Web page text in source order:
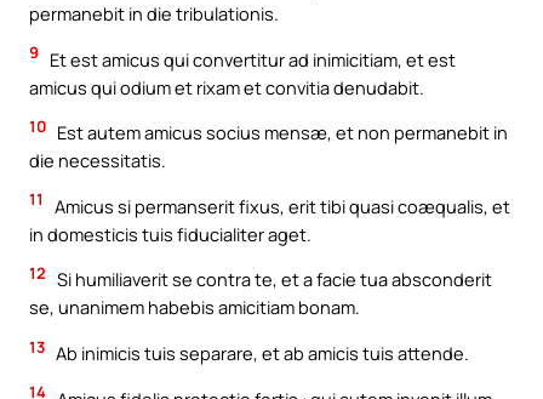
permanebit in die tribulationis.
9
Et est amicus qui convertitur ad inimicitiam, et est
amicus qui odium et rixam et convitia denudabit.
10 Est autem amicus socius mensæ, et non permanebit in
die necessitatis.
11
Amicus si permanserit fixus, erit tibi quasi coæqualis, et
in domesticis tuis fiducialiter aget.
12 Si humiliaverit se contra te, et a facie tua absconderit
se, unanimem habebis amicitiam bonam.
13 Ab inimicis tuis separare, et ab amicis tuis attende.
14